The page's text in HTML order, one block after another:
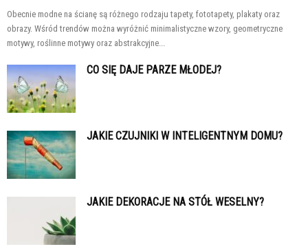
Obecnie modne na ścianę są różnego rodzaju tapety, fototapety, plakaty oraz
obrazy. Wśród trendów można wyróżnić minimalistyczne wzory, geometryczne
motywy, roślinne motywy oraz abstrakcyjne...
CO SIĘ DAJE PARZE MŁODEJ?
JAKIE CZUJNIKI W INTELIGENTNYM DOMU?
JAKIE DEKORACJE NA STÓŁ WESELNY?